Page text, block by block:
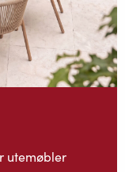
utemøbler